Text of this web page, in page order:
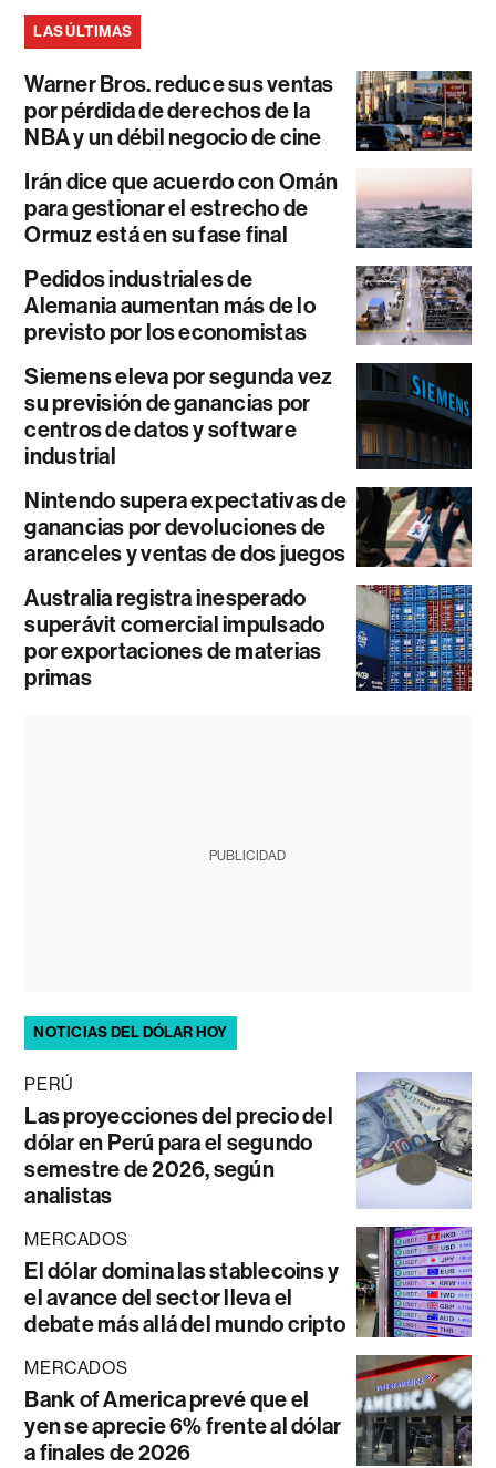
LAS ÚLTIMAS
Warner Bros. reduce sus ventas
por pérdida de derechos de la
NBA y un débil negocio de cine
Irán dice que acuerdo con Omán
para gestionar el estrecho de
Ormuz está en su fase final
Pedidos industriales de
Alemania aumentan más de lo
previsto por los economistas
Siemens eleva por segunda vez
su previsión de ganancias por
centros de datos y software
industrial
Nintendo supera expectativas de
ganancias por devoluciones de
aranceles y ventas de dos juegos
Australia registra inesperado
superávit comercial impulsado
por exportaciones de materias
primas
PUBLICIDAD
NOTICIAS DEL DÓLAR HOY
PERÚ
Las proyecciones del precio del
dólar en Perú para el segundo
semestre de 2026, según
analistas
MERCADOS
El dólar domina las stablecoins y
el avance del sector lleva el
debate más allá del mundo cripto
MERCADOS
Bank of America prevé que el
yen se aprecie 6% frente al dólar
a finales de 2026